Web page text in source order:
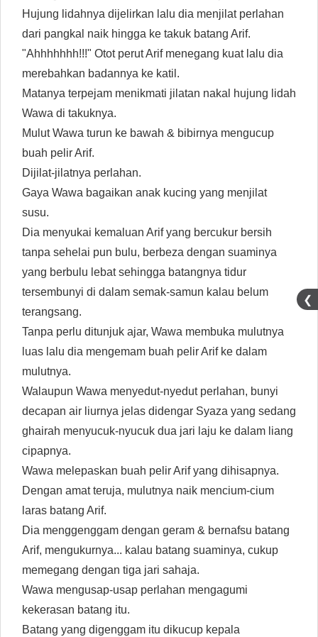
Hujung lidahnya dijelirkan lalu dia menjilat perlahan
dari pangkal naik hingga ke takuk batang Arif.
"Ahhhhhhh!!!" Otot perut Arif menegang kuat lalu dia
merebahkan badannya ke katil.
Matanya terpejam menikmati jilatan nakal hujung lidah
Wawa di takuknya.
Mulut Wawa turun ke bawah & bibirnya mengucup
buah pelir Arif.
Dijilat-jilatnya perlahan.
Gaya Wawa bagaikan anak kucing yang menjilat
susu.
Dia menyukai kemaluan Arif yang bercukur bersih
tanpa sehelai pun bulu, berbeza dengan suaminya
yang berbulu lebat sehingga batangnya tidur
tersembunyi di dalam semak-samun kalau belum
terangsang.
Tanpa perlu ditunjuk ajar, Wawa membuka mulutnya
luas lalu dia mengemam buah pelir Arif ke dalam
mulutnya.
Walaupun Wawa menyedut-nyedut perlahan, bunyi
decapan air liurnya jelas didengar Syaza yang sedang
ghairah menyucuk-nyucuk dua jari laju ke dalam liang
cipapnya.
Wawa melepaskan buah pelir Arif yang dihisapnya.
Dengan amat teruja, mulutnya naik mencium-cium
laras batang Arif.
Dia menggenggam dengan geram & bernafsu batang
Arif, mengukurnya... kalau batang suaminya, cukup
memegang dengan tiga jari sahaja.
Wawa mengusap-usap perlahan mengagumi
kekerasan batang itu.
Batang yang digenggam itu dikucup kepala
❮